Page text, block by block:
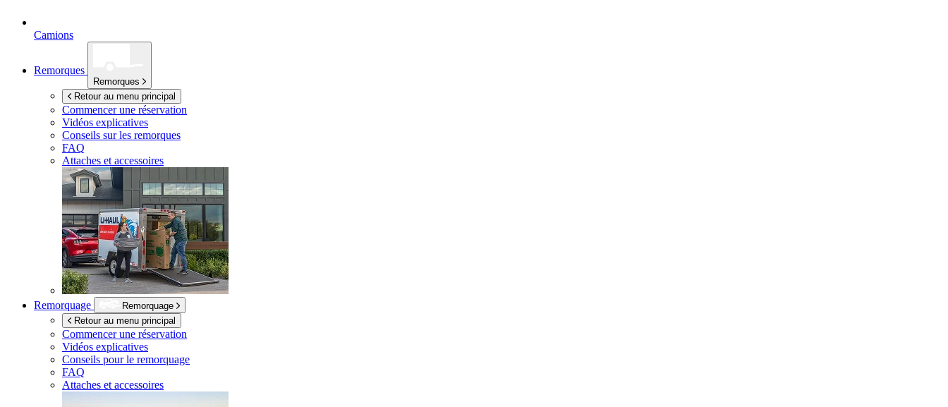
Camions
Remorques
Remorques
Retour au menu principal
Commencer une réservation
Vidéos explicatives
Conseils sur les remorques
FAQ
Attaches et accessoires
Remorquage
Remorquage
Retour au menu principal
Commencer une réservation
Vidéos explicatives
Conseils pour le remorquage
FAQ
Attaches et accessoires